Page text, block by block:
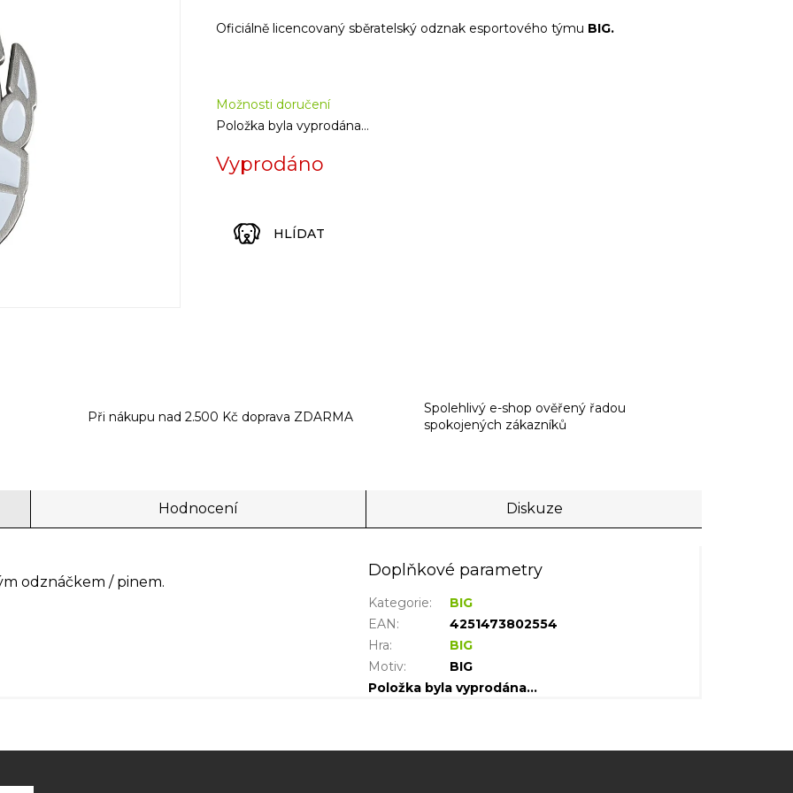
cena:
Vyprodáno
Možnosti doručení
Položka byla vyprodána…
Oficiálně licencovaný sběratelský odznak esportového týmu BIG.
HLÍDAT
Při nákupu nad 2.500 Kč doprava ZDARMA
Spolehlivý e-shop ověřený řadou
spokojených zákazníků
Hodnocení Diskuze
odznáčkem / pinem.
Doplňkové parametry
Kategorie:
BIG
EAN:
4251473802554
Hra:
BIG
Motiv:
BIG
Položka byla vyprodána…